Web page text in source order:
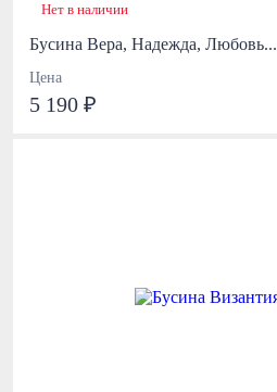
Нет в наличии
Бусина Вера, Надежда, Любовь...
Цена
5 190 ₽